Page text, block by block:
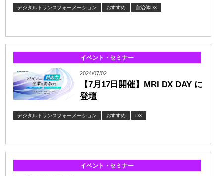
デジタルトランスフォーメーション おすすめ 自治体DX
イベント・セミナー
2024/07/02
【7月17日開催】MRI DX DAY に
登壇
デジタルトランスフォーメーション おすすめ DX
イベント・セミナー